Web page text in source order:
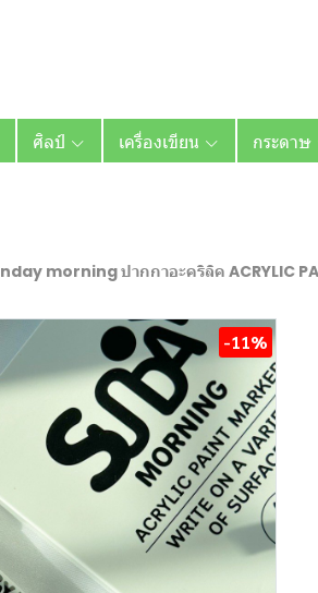
ศิลป์ เครื่องเขียน กระดาษ
morning ปากกาอะคริลิค ACRYLIC
-11%